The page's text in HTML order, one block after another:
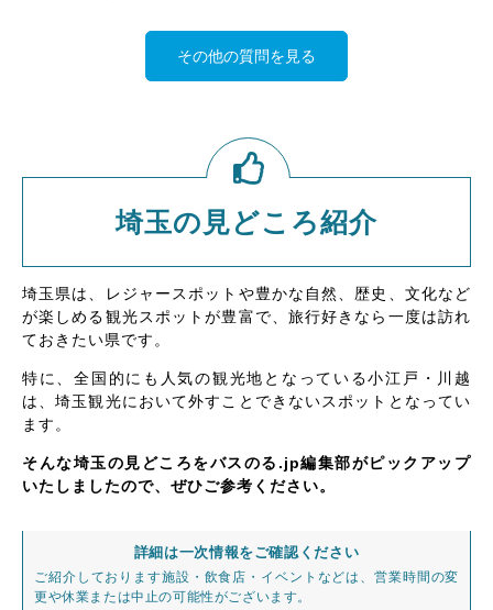
その他の質問を見る
埼玉の見どころ紹介
埼玉県は、レジャースポットや豊かな自然、歴史、文化など
が楽しめる観光スポットが豊富で、旅行好きなら一度は訪れ
ておきたい県です。
特に、全国的にも人気の観光地となっている小江戸・川越
は、埼玉観光において外すことできないスポットとなってい
ます。
そんな埼玉の見どころをバスのる.jp編集部がピックアップ
いたしましたので、ぜひご参考ください。
詳細は一次情報をご確認ください
ご紹介しております施設・飲食店・イベントなどは、営業時間の変
更や休業または中止の可能性がございます。